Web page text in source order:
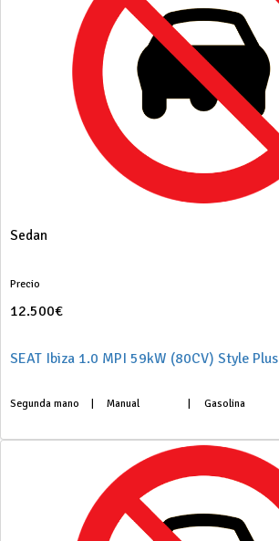
Sedan
Precio
12.500€
SEAT Ibiza 1.0 MPI 59kW (80CV) Style Plus
Segunda mano Manual Gasolina